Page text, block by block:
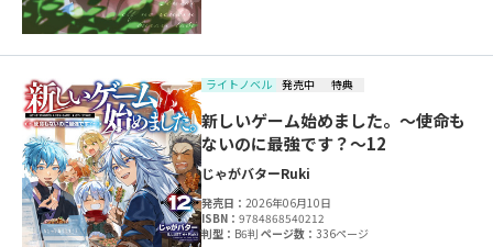
ライトノベル 発売中 特典
新しいゲーム始めました。～使命も
ないのに最強です？～12
じゃがバターRuki
発売日：2026年06月10日
ISBN：9784868540212
判型： B6判ページ数：336ページ